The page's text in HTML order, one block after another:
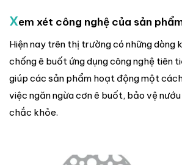
Xem xét công nghệ của sản
Hiện nay trên thị trường có những dòng
chống ê buốt ứng dụng công nghệ tiên
giúp các sản phẩm hoạt động một
việc ngăn ngừa cơn ê buốt, bảo vệ
chắc khỏe.